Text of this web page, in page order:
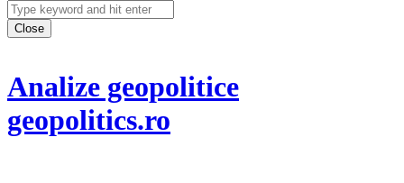
Close
Analize geopolitice
geopolitics.ro